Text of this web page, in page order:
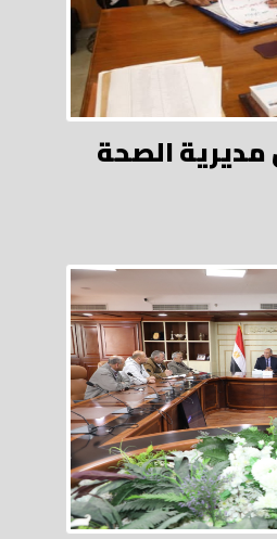
الصحة